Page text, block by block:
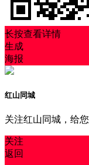
长按查看详情
生成
海报
红山同城
关注红山同城，给
关注
返回